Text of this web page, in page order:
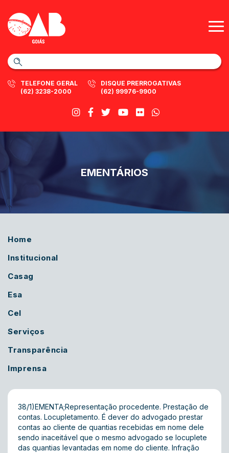
TELEFONE GERAL
(62) 3238-2000
DISQUE PRERROGATIVAS
(62) 99976-9900
EMENTÁRIOS
Home
Institucional
Casag
Esa
Cel
Serviços
Transparência
Imprensa
38/1)EMENTA;Representação procedente. Prestação de
contas. Locupletamento. É dever do advogado prestar
contas ao cliente de quantias recebidas em nome dele
sendo inaceitável que o mesmo advogado se locuplete
das quantias levantadas em nome do cliente. Infração